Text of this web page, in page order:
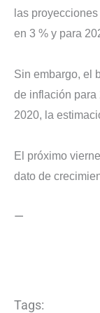
las
en 3 % y para
Sin embargo, el
de inflación para
2020, la
El próximo
dato de
—
Tags: